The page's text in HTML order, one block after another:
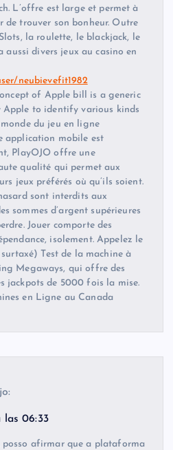
L’offre est large et permet à
de trouver son bonheur. Outre
la roulette, le blackjack, le
aussi divers jeux au casino en
neubievefit1982
of Apple bill is a generic
Apple to identify various kinds
du jeu en ligne
application mobile est
PlayOJO offre une
qualité qui permet aux
jeux préférés où qu’ils soient.
sont interdits aux
sommes d’argent supérieures
Jouer comporte des
isolement. Appelez le
surtaxé) Test de la machine à
Megaways, qui offre des
jackpots de 5000 fois la mise.
en Ligne au Canada
las 06:33
posso afirmar que a plataforma